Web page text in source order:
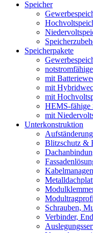
Speicher
Speicherpakete
mit
mit
mit
HEMS-fähige
mit
Unterkonstruktion
Aufständerung
Blitzschutz &
Schrauben,
Verbinder,